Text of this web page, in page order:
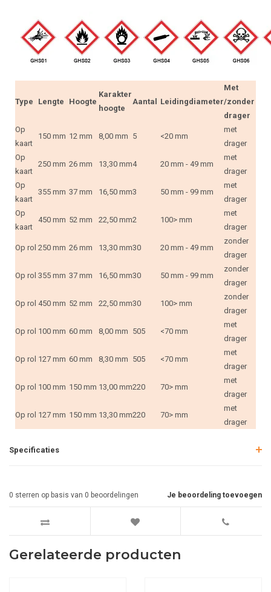
Type Lengte Hoogte
Karakter
hoogte
Aantal Leidingdiameter
Met
/zonder
drager
Op
kaart
150 mm 12 mm 8,00 mm 5 <20 mm
met
drager
Op
kaart
250 mm 26 mm 13,30 mm4 20 mm - 49 mm
met
drager
Op
kaart
355 mm 37 mm 16,50 mm3 50 mm - 99 mm
met
drager
Op
kaart
450 mm 52 mm 22,50 mm2 100> mm
met
drager
Op rol 250 mm 26 mm 13,30 mm30 20 mm - 49 mm
zonder
drager
Op rol 355 mm 37 mm 16,50 mm30 50 mm - 99 mm
zonder
drager
Op rol 450 mm 52 mm 22,50 mm30 100> mm
zonder
drager
Op rol 100 mm 60 mm 8,00 mm 505 <70 mm
met
drager
Op rol 127 mm 60 mm 8,30 mm 505 <70 mm
met
drager
Op rol 100 mm 150 mm 13,00 mm220 70> mm
met
drager
Op rol 127 mm 150 mm 13,30 mm220 70> mm
met
drager
Specificaties
Je beoordeling toevoegen
0 sterren op basis van 0 beoordelingen
Gerelateerde producten